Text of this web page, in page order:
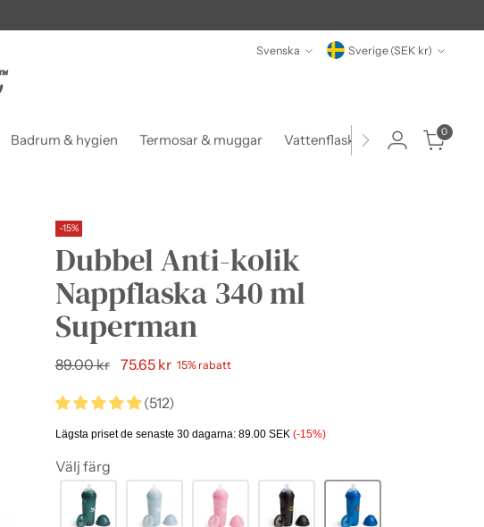
Språk
Svenska Valuta Sverige (SEK kr)
Badrum & hygien Termosar & muggar Vattenflaskor Matlådor &
0
-15%
Dubbel Anti-kolik
Nappflaska 340 ml
Superman
Ordinarie
89.00 kr 75.65 kr 15% rabatt
(512)
Lägsta priset de senaste 30 dagarna: 89.00 SEK (-15%)
Välj färg